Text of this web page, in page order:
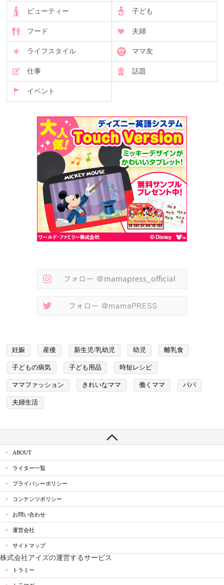
ビューティー 子ども
フード 夫婦
ライフスタイル ママ友
仕事 話題
イベント
妊娠 産後 新生児/乳幼児 幼児 離乳食
子どもの病気 子ども用品 時短レシピ
ママファッション きれいなママ 働くママ パパ
夫婦生活
ABOUT
ライター一覧
プライバシーポリシー
コンテンツポリシー
お問い合わせ
運営会社
サイトマップ
株式会社アイズの運営するサービス
トラミー